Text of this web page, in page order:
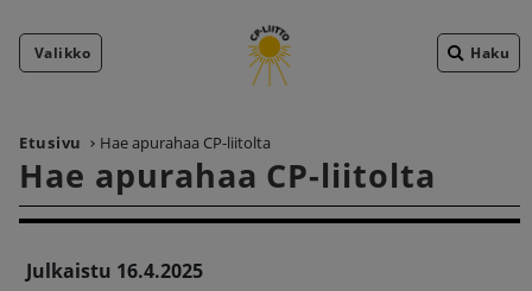
Valikko Haku
Etusivu Hae apurahaa CP-liitolta
Hae apurahaa CP-liitolta
Julkaistu 16.4.2025